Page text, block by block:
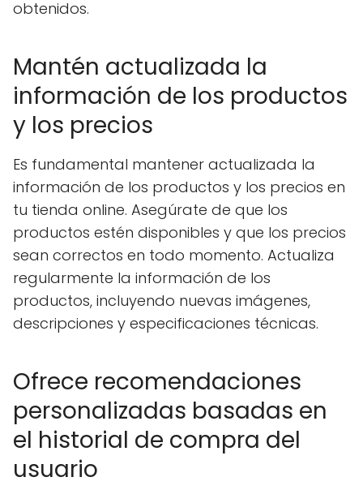
obtenidos.
Mantén actualizada la
información de los productos
y los precios
Es fundamental mantener actualizada la
información de los productos y los precios en
tu tienda online. Asegúrate de que los
productos estén disponibles y que los precios
sean correctos en todo momento. Actualiza
regularmente la información de los
productos, incluyendo nuevas imágenes,
descripciones y especificaciones técnicas.
Ofrece recomendaciones
personalizadas basadas en
el historial de compra del
usuario